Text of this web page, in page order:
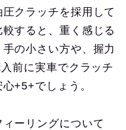
クラッチを採用して
すると、重く感じる
の小さい方や、握力
前に実車でクラッチ
+5+でしょう。
ーリングについて